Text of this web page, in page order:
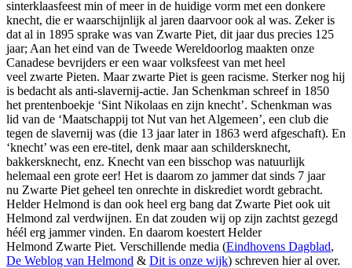
sinterklaasfeest min of meer in de huidige vorm met een donkere
knecht, die er waarschijnlijk al jaren daarvoor ook al was. Zeker is
dat al in 1895 sprake was van Zwarte Piet, dit jaar dus precies 125
jaar; Aan het eind van de Tweede Wereldoorlog maakten onze
Canadese bevrijders er een waar volksfeest van met heel
veel zwarte Pieten. Maarzwarte Piet is geen racisme. Sterker nog hij
is bedacht als anti-slavernij-actie. Jan Schenkman schreef in 1850
het prentenboekje ‘Sint Nikolaas en zijn knecht’. Schenkman was
lid van de ‘Maatschappij tot Nut van het Algemeen’, een club die
tegen de slavernij was (die 13 jaar later in 1863 werd afgeschaft). En
‘knecht’ was een ere-titel, denk maar aan schildersknecht,
bakkersknecht, enz. Knecht van een bisschop was natuurlijk
helemaal een grote eer! Het is daarom zo jammer dat sinds 7 jaar
nu Zwarte Piet geheel ten onrechte in diskrediet wordt gebracht.
Helder Helmond is dan ook heel erg bang dat Zwarte Piet ook uit
Helmond zal verdwijnen. En dat zouden wij op zijn zachtst gezegd
héél erg jammer vinden. En daarom koestert Helder
Helmond Zwarte Piet. Verschillende media (Eindhovens Dagblad,
De Weblog van Helmond & Dit is onze wijk) schreven hier al over.